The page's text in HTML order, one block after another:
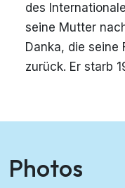
des
seine Mutter
Danka, die seine
zurück. Er starb
Photos